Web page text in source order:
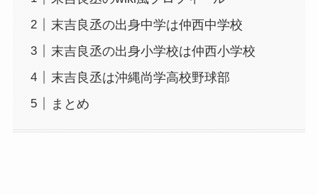
末吉良丞の出身中学は仲西中学校
末吉良丞の出身小学校は仲西小学校
末吉良丞は沖縄尚学高校野球部
まとめ